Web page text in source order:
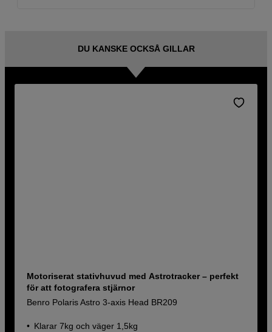
DU KANSKE OCKSÅ GILLAR
Motoriserat stativhuvud med Astrotracker – perfekt
för att fotografera stjärnor
Benro Polaris Astro 3-axis Head BR209
Klarar 7kg och väger 1,5kg